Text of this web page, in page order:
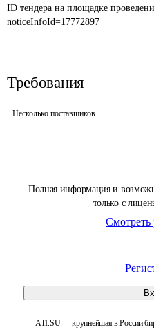
Полная информация и
только с
Смотреть
ATI.SU — крупнейшая в России
ID тендера на площадке
noticeInfoId=17772897
Требования
Несколько поставщиков